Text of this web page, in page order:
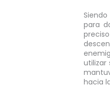
para
utilizar
hacia